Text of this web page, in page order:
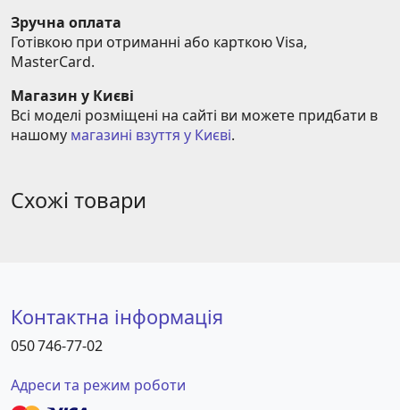
Зручна оплата
Готівкою при отриманні або карткою Visa,
MasterCard.
Магазин у Києві
Всі моделі розміщені на сайті ви можете придбати в
нашому магазині взуття у Києві.
Схожі товари
Контактна інформація
050 746-77-02
Адреси та режим роботи